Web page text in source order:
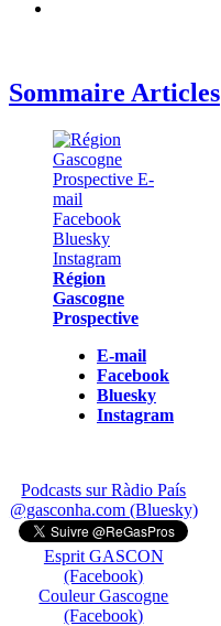
Sommaire Articles
Région
Gascogne
Prospective
E-mail
Facebook
Bluesky
Instagram
Podcasts sur Ràdio País
@gasconha.com (Bluesky)
Esprit GASCON
(Facebook)
Couleur Gascogne
(Facebook)